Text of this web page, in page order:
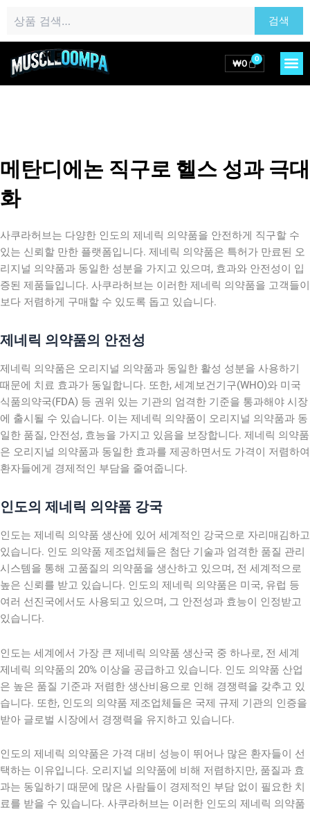
츠
색:
검색
₩0 0
Cart
메탄디에논 직구로 헬스 성과 극대
화
사쿠라허브는 다양한 인도의 제네릭 의약품을 안전하게 직구할 수
있는 신뢰할 만한 플랫폼입니다. 제네릭 의약품은 특허가 만료된 오
리지널 의약품과 동일한 성분을 가지고 있으며, 효과와 안전성이 입
증된 제품들입니다. 사쿠라허브는 이러한 제네릭 의약품을 고객들이
보다 저렴하게 구매할 수 있도록 돕고 있습니다.
제네릭 의약품의 안전성
제네릭 의약품은 오리지널 의약품과 동일한 활성 성분을 사용하기
때문에 치료 효과가 동일합니다. 또한, 세계보건기구(WHO)와 미국
식품의약국(FDA) 등 권위 있는 기관의 엄격한 기준을 통과해야 시장
에 출시될 수 있습니다. 이는 제네릭 의약품이 오리지널 의약품과 동
일한 품질, 안전성, 효능을 가지고 있음을 보장합니다. 제네릭 의약품
은 오리지널 의약품과 동일한 효과를 제공하면서도 가격이 저렴하여
환자들에게 경제적인 부담을 줄여줍니다.
인도의 제네릭 의약품 강국
인도는 제네릭 의약품 생산에 있어 세계적인 강국으로 자리매김하고
있습니다. 인도 의약품 제조업체들은 첨단 기술과 엄격한 품질 관리
시스템을 통해 고품질의 의약품을 생산하고 있으며, 전 세계적으로
높은 신뢰를 받고 있습니다. 인도의 제네릭 의약품은 미국, 유럽 등
여러 선진국에서도 사용되고 있으며, 그 안전성과 효능이 인정받고
있습니다.
인도는 세계에서 가장 큰 제네릭 의약품 생산국 중 하나로, 전 세계
제네릭 의약품의 20% 이상을 공급하고 있습니다. 인도 의약품 산업
은 높은 품질 기준과 저렴한 생산비용으로 인해 경쟁력을 갖추고 있
습니다. 또한, 인도의 의약품 제조업체들은 국제 규제 기관의 인증을
받아 글로벌 시장에서 경쟁력을 유지하고 있습니다.
인도의 제네릭 의약품은 가격 대비 성능이 뛰어나 많은 환자들이 선
택하는 이유입니다. 오리지널 의약품에 비해 저렴하지만, 품질과 효
과는 동일하기 때문에 많은 사람들이 경제적인 부담 없이 필요한 치
료를 받을 수 있습니다. 사쿠라허브는 이러한 인도의 제네릭 의약품